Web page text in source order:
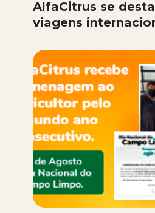
AlfaCitrus se
viagens